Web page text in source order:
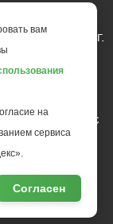
Карелия, г.
д.10, офис 211
10-45
только c
центр
"Мой
вам
на
сервиса
Согласен